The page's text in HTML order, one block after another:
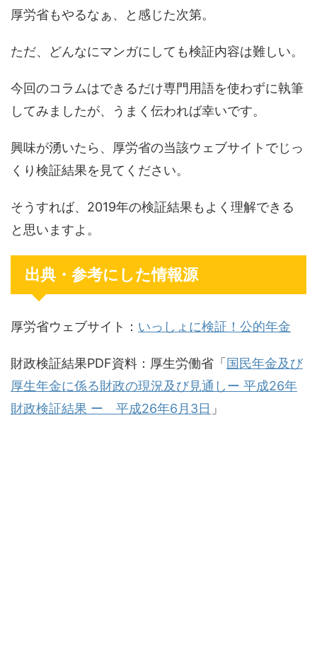
厚労省もやるなぁ、と感じた次第。
ただ、どんなにマンガにしても検証内容は難しい。
今回のコラムはできるだけ専門用語を使わずに執筆
してみましたが、うまく伝われば幸いです。
興味が湧いたら、厚労省の当該ウェブサイトでじっ
くり検証結果を見てください。
そうすれば、2019年の検証結果もよく理解できる
と思いますよ。
出典・参考にした情報源
厚労省ウェブサイト： いっしょに検証！公的年金
財政検証結果PDF資料：厚生労働省「 国民年金及び
厚生年金に係る財政の現況及び見通しー 平成26年
財政検証結果 ー 平成26年6月3日 」